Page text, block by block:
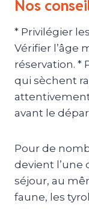
Nos
* Privilégier
Vérifier l’âge
réservation. *
qui sèchent
avant le
Pour de
devient l’une
séjour, au
faune, les